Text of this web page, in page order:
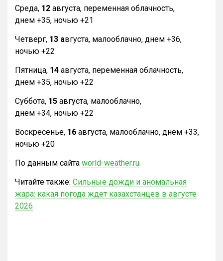
Среда, 12 августа, переменная облачность,
днем +35, ночью +21
Четверг, 13 августа, малооблачно, днем +36,
ночью +22
Пятница, 14 августа, переменная облачность,
днем +35, ночью +22
Суббота, 15 августа, малооблачно,
днем +34, ночью +22
Воскресенье, 16 августа, малооблачно, днем +33,
ночью +20
По данным сайта world-weather.ru
Читайте также: Сильные дожди и аномальная
жара: какая погода ждет казахстанцев в августе
2026